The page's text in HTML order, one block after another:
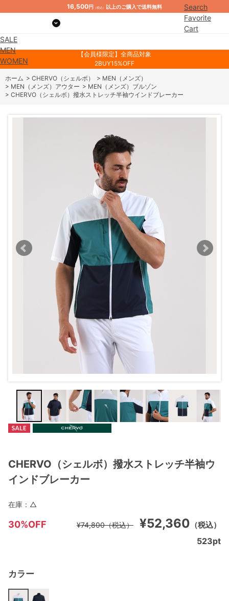
16,500円 （税込） 以上のご購入で送料無料
Search
Favorite
Cart
SALE
MEN
WOMEN
【会員様限定】全商品対象
2BUY15%OFF
ホーム > CHERVO（シェルボ） > MEN（メンズ）
> MEN（メンズ）アウター > MEN（メンズ）ブルゾン
> CHERVO（シェルボ）撥水ストレッチ半袖ウインドブレーカー
CHERVO（シェルボ）撥水ストレッチ半袖ウ
インドブレーカー
30%OFF ¥52,360 （税込）
¥74,800（税込）
カラー
在庫： △
523pt